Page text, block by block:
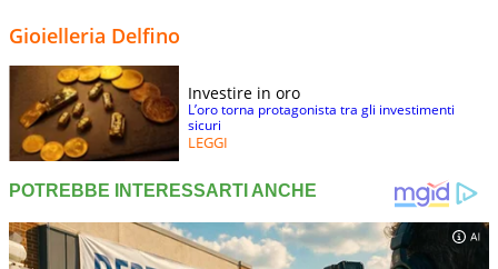
Gioielleria Delfino
Investire in oro
L’oro torna protagonista tra gli investimenti
sicuri
LEGGI